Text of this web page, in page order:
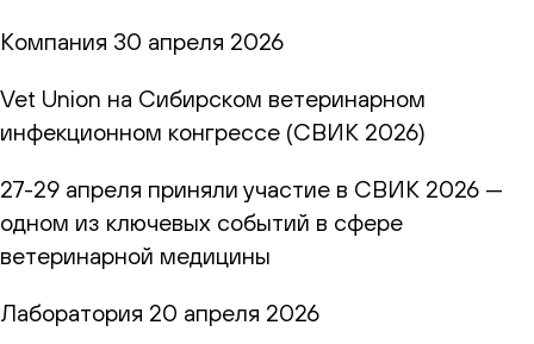
Компания 30 апреля 2026
Vet Union на Сибирском ветеринарном
инфекционном конгрессе (СВИК 2026)
27-29 апреля приняли участие в СВИК 2026 —
одном из ключевых событий в сфере
ветеринарной медицины
Лаборатория 20 апреля 2026